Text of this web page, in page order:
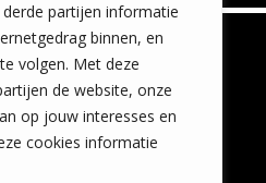
partijen informatie
binnen, en
volgen. Met deze
de website, onze
op jouw interesses en
cookies informatie